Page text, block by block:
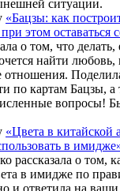
ситуации.
«Бацзы: как
этом оставаться
о том, что делать,
найти любовь,
по картам Бацзы, а
вопросы!
«Цвета в китайской
в
рассказала о том,
в имидже по
и ответила на